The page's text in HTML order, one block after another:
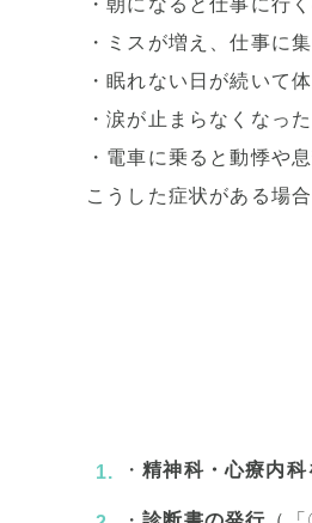
・ミスが増え、仕事に
・眠れない日が続いて
・涙が止まらなくなっ
・電車に乗ると動悸や
こうした症状がある場
・精神科・心療内科